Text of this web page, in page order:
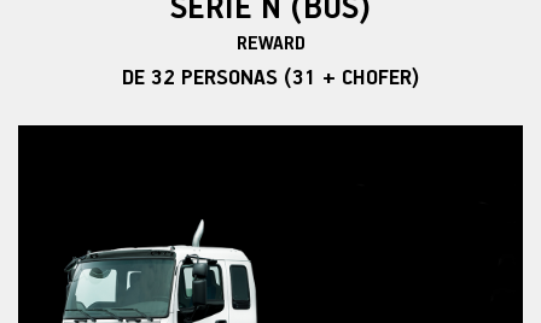
SERIE N (BUS)
REWARD
DE 32 PERSONAS (31 + CHOFER)